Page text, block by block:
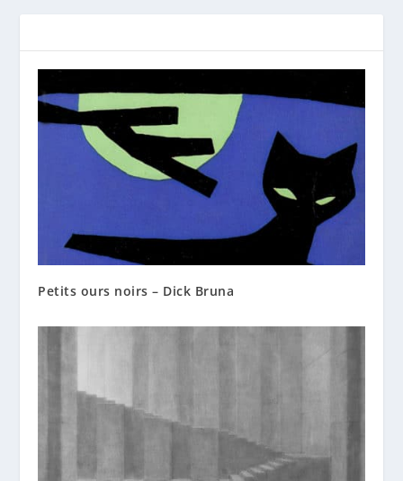
Petits ours noirs – Dick Bruna